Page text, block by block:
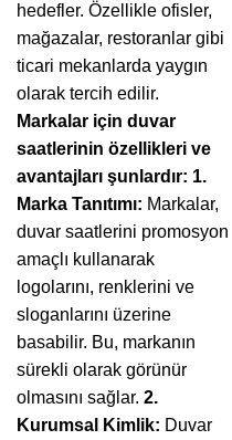
hedefler. Özellikle ofisler,
mağazalar, restoranlar gibi
ticari mekanlarda yaygın
olarak tercih edilir.
Markalar için duvar
saatlerinin özellikleri ve
avantajları şunlardır: 1.
Marka Tanıtımı: Markalar,
duvar saatlerini promosyon
amaçlı kullanarak
logolarını, renklerini ve
sloganlarını üzerine
basabilir. Bu, markanın
sürekli olarak görünür
olmasını sağlar. 2.
Kurumsal Kimlik: Duvar